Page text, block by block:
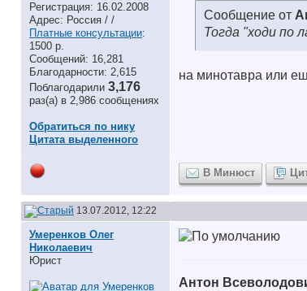
Регистрация: 16.02.2008
Адрес: Россия / /
Платные консультации:
1500 р.
Сообщений: 16,281
Благодарности: 2,615
Поблагодарили 3,176
раз(а) в 2,986 сообщениях
Обратиться по нику
Цитата выделенного
Сообщение от
Тогда "ходи по
на минотавра или
В Минюст
13.07.2012, 12:22
Умеренков Олег
Николаевич
Юрист
Антон